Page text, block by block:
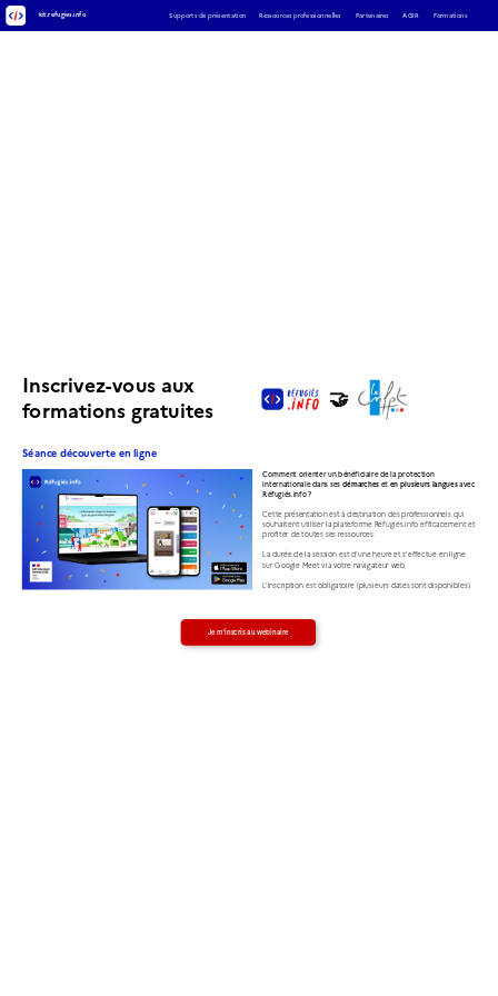
Je m'inscris au webinaire
Inscrivez-vous aux
formations gratuites
🤝
Séance découverte en ligne
Comment orienter un bénéficiaire de la protection
internationale dans ses démarches et en plusieurs langues avec
Réfugiés.info ?
Cette présentation est à destination des professionnels qui
souhaitent utiliser la plateforme Réfugiés.info efficacement et
profiter de toutes ses ressources.
La durée de la session est d’une heure et s’effectue en ligne
sur Google Meet via votre navigateur web.
L'inscription est obligatoire (plusieurs dates sont disponibles).
Formations
kit.refugies.info Partenaires AGIR
Ressources professionnelles
Supports de présentation